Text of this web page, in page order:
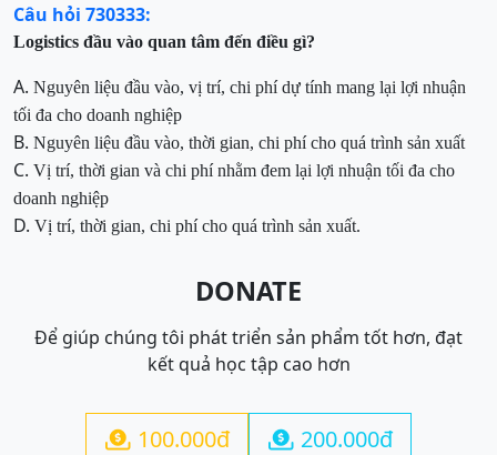
Câu hỏi 730333:
Logistics đầu vào quan tâm đến điều gì?
A. Nguyên liệu đầu vào, vị trí, chi phí dự tính mang lại lợi nhuận
tối đa cho doanh nghiệp
B. Nguyên liệu đầu vào, thời gian, chi phí cho quá trình sản xuất
C. Vị trí, thời gian và chi phí nhằm đem lại lợi nhuận tối đa cho
doanh nghiệp
D. Vị trí, thời gian, chi phí cho quá trình sản xuất.
DONATE
Để giúp chúng tôi phát triển sản phẩm tốt hơn, đạt
kết quả học tập cao hơn
 100.000đ  200.000đ